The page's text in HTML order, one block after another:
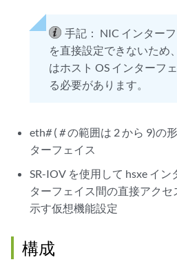
手記： NIC インター
を直接設定できないため
はホスト OS インターフ
る必要があります。
eth#(#の範囲は 2 から 9)の
ターフェイス
SR-IOV を使用して hsxe イ
ターフェイス間の直接アク
示す仮想機能設定
構成